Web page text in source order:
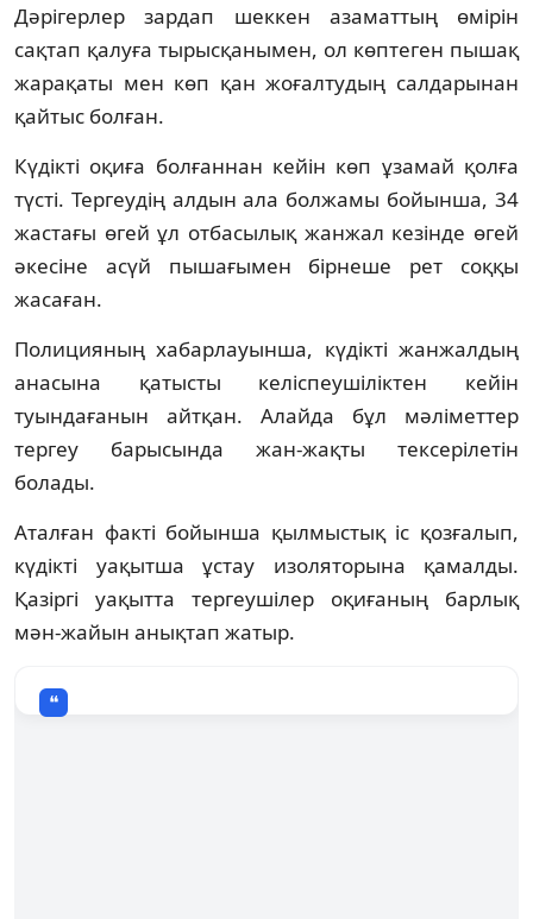
Дәрігерлер зардап шеккен азаматтың өмірін
сақтап қалуға тырысқанымен, ол көптеген пышақ
жарақаты мен көп қан жоғалтудың салдарынан
қайтыс болған.
Күдікті оқиға болғаннан кейін көп ұзамай қолға
түсті. Тергеудің алдын ала болжамы бойынша, 34
жастағы өгей ұл отбасылық жанжал кезінде өгей
әкесіне асүй пышағымен бірнеше рет соққы
жасаған.
Полицияның хабарлауынша, күдікті жанжалдың
анасына қатысты келіспеушіліктен кейін
туындағанын айтқан. Алайда бұл мәліметтер
тергеу барысында жан-жақты тексерілетін
болады.
Аталған факті бойынша қылмыстық іс қозғалып,
күдікті уақытша ұстау изоляторына қамалды.
Қазіргі уақытта тергеушілер оқиғаның барлық
мән-жайын анықтап жатыр.